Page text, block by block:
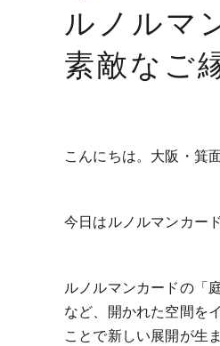
ルノルマ
素敵なご
こんにちは。大阪・箕
今日はルノルマンカー
ルノルマンカードの「
など、開かれた空間を
ことで新しい展開が生